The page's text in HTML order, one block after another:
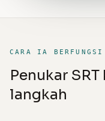
CARA IA BERFUNGSI
Penukar
langkah